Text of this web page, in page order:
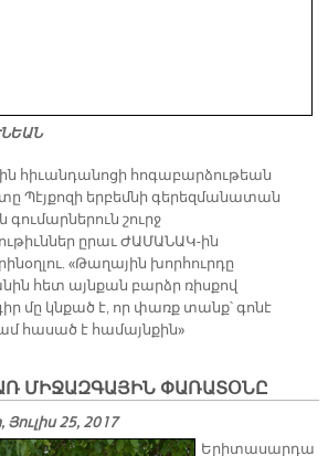
հիւանդանոցի հոգաբարձութեան
Պէյքոզի երբեմնի գերեզմանատան
շուրջ
ըրաւ ԺԱՄԱՆԱԿ-ին
«Թաղային խորհուրդը
հետ այնքան բարձր ռիսքով
մը կնքած է, որ փառք տանք՝ գոնէ
հասած է համայնքին»
ՄԻՋԱԶԳԱՅԻՆ ՓԱՌԱՏՕՆԸ
25, 2017
Երիտասարդա